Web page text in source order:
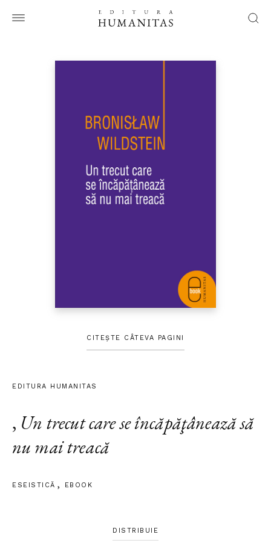
CITEȘTE CÂTEVA PAGINI
EDITURA HUMANITAS
, Un trecut care se încăpăţânează să
nu mai treacă
ESEISTICĂ EBOOK
DISTRIBUIE